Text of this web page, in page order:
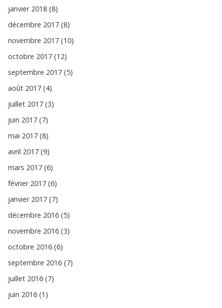
janvier 2018 (8)
décembre 2017 (8)
novembre 2017 (10)
octobre 2017 (12)
septembre 2017 (5)
août 2017 (4)
juillet 2017 (3)
juin 2017 (7)
mai 2017 (8)
avril 2017 (9)
mars 2017 (6)
février 2017 (6)
janvier 2017 (7)
décembre 2016 (5)
novembre 2016 (3)
octobre 2016 (6)
septembre 2016 (7)
juillet 2016 (7)
juin 2016 (1)